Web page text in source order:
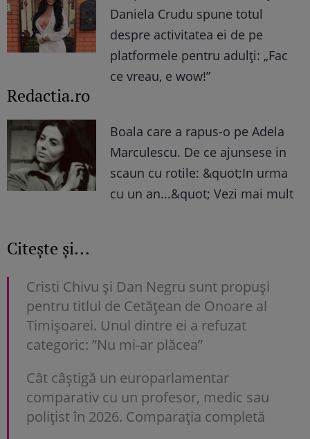
Daniela Crudu spune totul
despre activitatea ei de pe
platformele pentru adulți: „Fac
ce vreau, e wow!”
Redactia.ro
Boala care a rapus-o pe Adela
Marculescu. De ce ajunsese in
scaun cu rotile: &quot;In urma
cu un an...&quot; Vezi mai mult
Citește și...
Cristi Chivu și Dan Negru sunt propuși
pentru titlul de Cetățean de Onoare al
Timișoarei. Unul dintre ei a refuzat
categoric: ”Nu mi-ar plăcea”
Cât câștigă un europarlamentar
comparativ cu un profesor, medic sau
polițist în 2026. Comparația completă